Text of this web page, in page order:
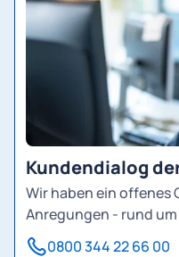
Kundendialog
Wir haben ein offenes
Anregungen - rund um
0800 344 22 66 00